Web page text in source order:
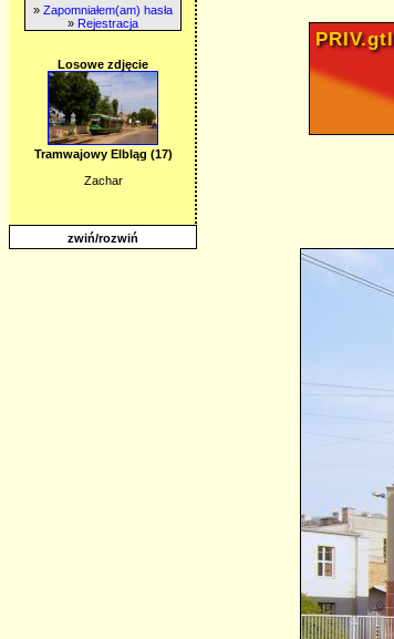
» Zapomniałem(am) hasła
» Rejestracja
Losowe zdjęcie
Tramwajowy Elbląg (17)
Zachar
zwiń/rozwiń